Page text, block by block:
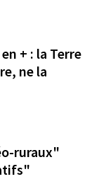
+ : la Terre
ne la
ruraux"